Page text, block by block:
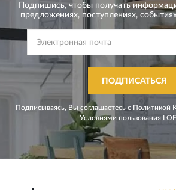
Подпишись, чтобы получать
предложениях, поступлениях,
ПОДПИСАТЬСЯ
Подписываясь, Вы соглашаетесь с Политикой
Условиями пользования